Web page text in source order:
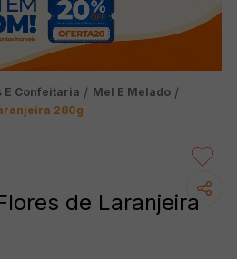
E Confeitaria
Mel E Melado
280g
de Laranjeira